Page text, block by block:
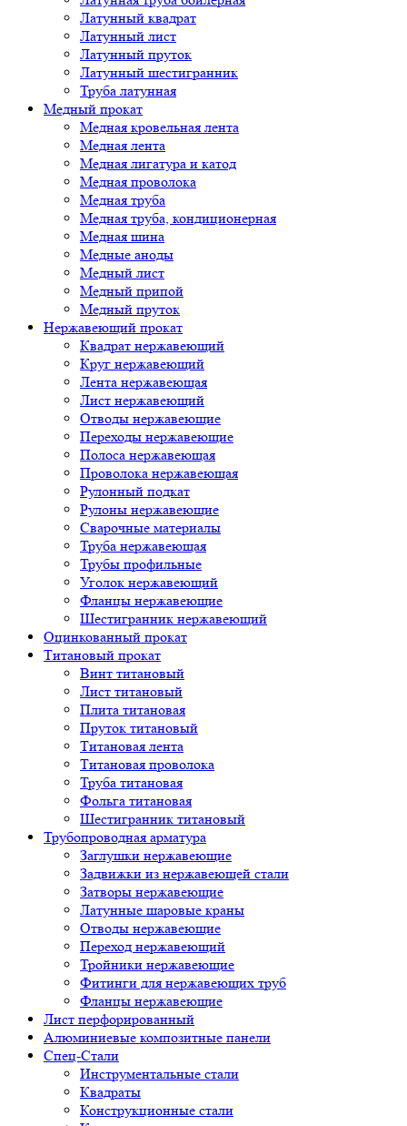
Латунный квадрат
Латунный лист
Латунный пруток
Латунный шестигранник
Труба латунная
Медный прокат
Медная кровельная лента
Медная лента
Медная лигатура и катод
Медная проволока
Медная труба
Медная труба, кондиционерная
Медная шина
Медные аноды
Медный лист
Медный припой
Медный пруток
Нержавеющий прокат
Квадрат нержавеющий
Круг нержавеющий
Лента нержавеющая
Лист нержавеющий
Отводы нержавеющие
Переходы нержавеющие
Полоса нержавеющая
Проволока нержавеющая
Рулонный подкат
Рулоны нержавеющие
Сварочные материалы
Труба нержавеющая
Трубы профильные
Уголок нержавеющий
Фланцы нержавеющие
Шестигранник нержавеющий
Оцинкованный прокат
Титановый прокат
Винт титановый
Лист титановый
Плита титановая
Пруток титановый
Титановая лента
Титановая проволока
Труба титановая
Фольга титановая
Шестигранник титановый
Трубопроводная арматура
Заглушки нержавеющие
Задвижки из нержавеющей стали
Затворы нержавеющие
Латунные шаровые краны
Отводы нержавеющие
Переход нержавеющий
Тройники нержавеющие
Фитинги для нержавеющих труб
Фланцы нержавеющие
Лист перфорированный
Алюминиевые композитные панели
Спец-Стали
Инструментальные стали
Квадраты
Конструкционные стали